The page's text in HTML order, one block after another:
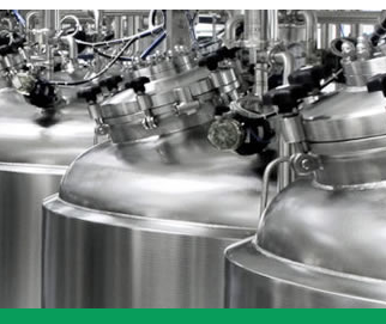
米兰
MinLan（中